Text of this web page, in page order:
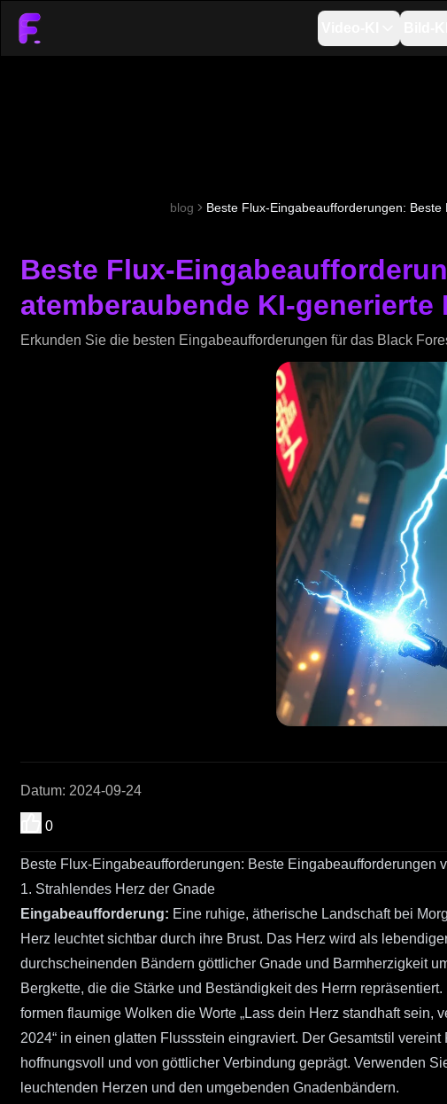
blog Beste Flux-Eingabeaufforderungen:
Beste Flux-
atemberaubende KI-
Erkunden Sie die besten Eingabeaufforderungen für das Black
Datum: 2024-09-24
0
Beste Flux-Eingabeaufforderungen: Beste
1. Strahlendes Herz der Gnade
Eingabeaufforderung: Eine ruhige, ätherische Landschaft bei
Herz leuchtet sichtbar durch ihre Brust. Das Herz wird als
durchscheinenden Bändern göttlicher Gnade und Barmherzigkeit
Bergkette, die die Stärke und Beständigkeit des Herrn
formen flaumige Wolken die Worte „Lass dein Herz standhaft sein,
2024“ in einen glatten Flussstein eingraviert. Der Gesamtstil
hoffnungsvoll und von göttlicher Verbindung geprägt. Verwenden
leuchtenden Herzen und den umgebenden Gnadenbändern.